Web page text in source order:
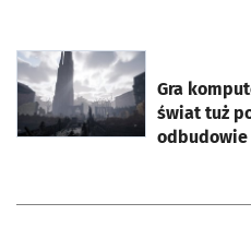
Gra
świat tuż
otworzy się w nowej karcie